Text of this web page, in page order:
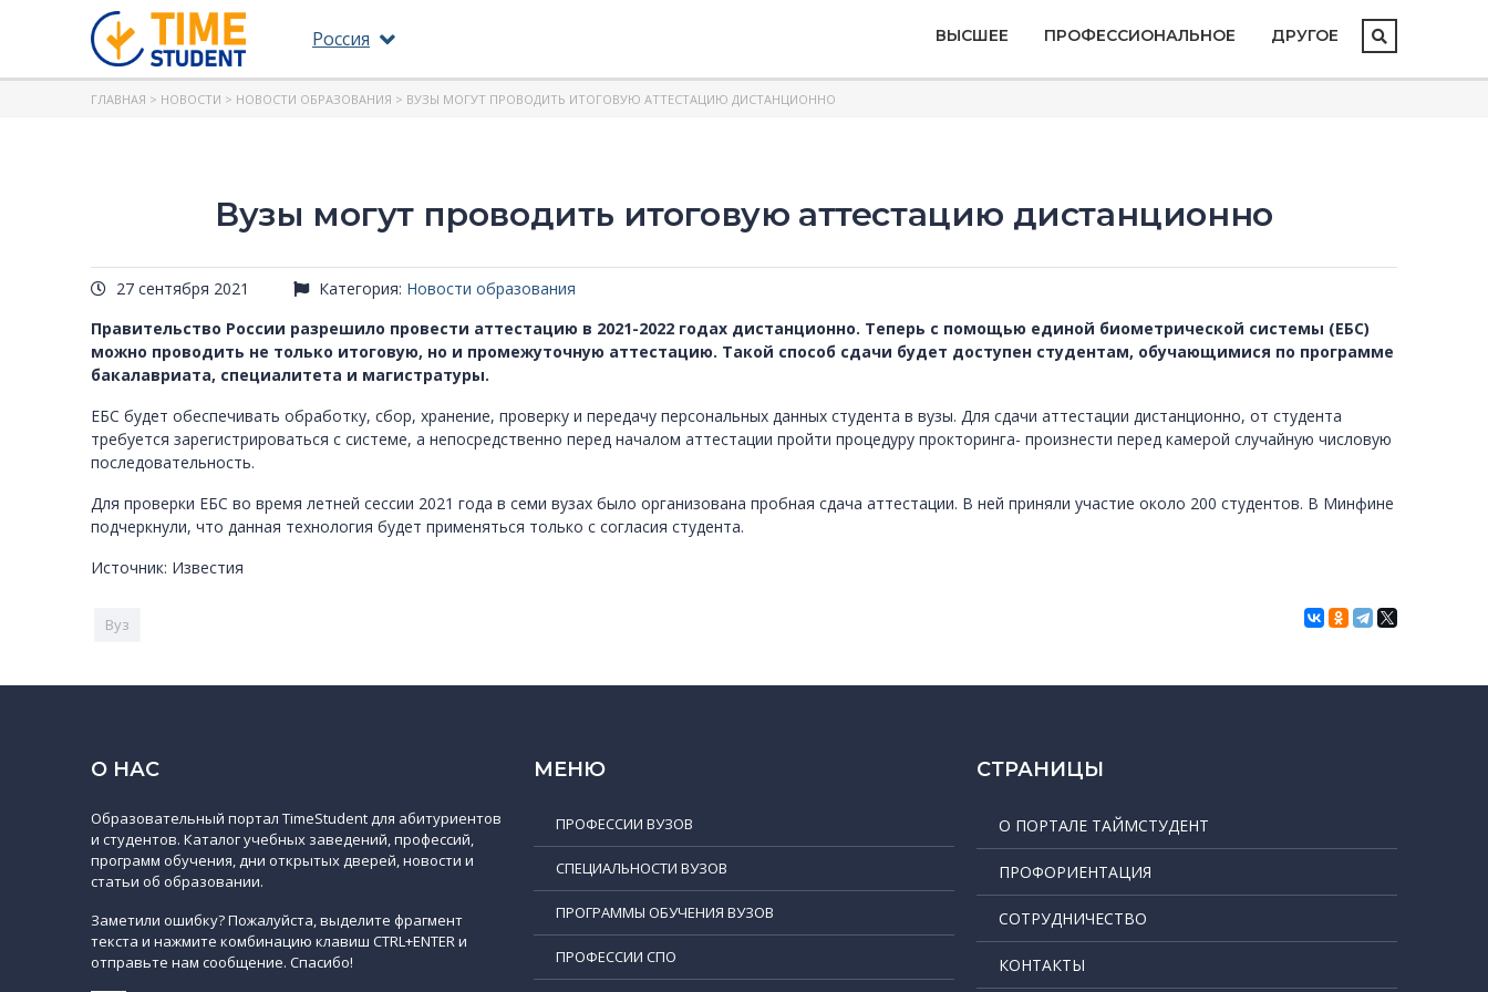
Россия ВЫСШЕЕ ПРОФЕССИОНАЛЬНОЕ ДРУГОЕ
ГЛАВНАЯ > НОВОСТИ > НОВОСТИ ОБРАЗОВАНИЯ > ВУЗЫ МОГУТ ПРОВОДИТЬ ИТОГОВУЮ АТТЕСТАЦИЮ ДИСТАНЦИОННО
Вузы могут проводить итоговую аттестацию дистанционно
27 сентября 2021 Категория: Новости образования
Правительство России разрешило провести аттестацию в 2021-2022 годах дистанционно. Теперь с помощью единой биометрической системы (ЕБС)
можно проводить не только итоговую, но и промежуточную аттестацию. Такой способ сдачи будет доступен студентам, обучающимися по программе
бакалавриата, специалитета и магистратуры.
ЕБС будет обеспечивать обработку, сбор, хранение, проверку и передачу персональных данных студента в вузы. Для сдачи аттестации дистанционно, от студента
требуется зарегистрироваться с системе, а непосредственно перед началом аттестации пройти процедуру прокторинга- произнести перед камерой случайную числовую
последовательность.
Для проверки ЕБС во время летней сессии 2021 года в семи вузах было организована пробная сдача аттестации. В ней приняли участие около 200 студентов. В Минфине
подчеркнули, что данная технология будет применяться только с согласия студента.
Источник: Известия
Вуз
О НАС
Образовательный портал TimeStudent для абитуриентов
и студентов. Каталог учебных заведений, профессий,
программ обучения, дни открытых дверей, новости и
статьи об образовании.
Заметили ошибку? Пожалуйста, выделите фрагмент
текста и нажмите комбинацию клавиш CTRL+ENTER и
отправьте нам сообщение. Спасибо!
МЕНЮ
ПРОФЕССИИ ВУЗОВ
СПЕЦИАЛЬНОСТИ ВУЗОВ
ПРОГРАММЫ ОБУЧЕНИЯ ВУЗОВ
ПРОФЕССИИ СПО
СТРАНИЦЫ
О ПОРТАЛЕ ТАЙМСТУДЕНТ
ПРОФОРИЕНТАЦИЯ
СОТРУДНИЧЕСТВО
КОНТАКТЫ